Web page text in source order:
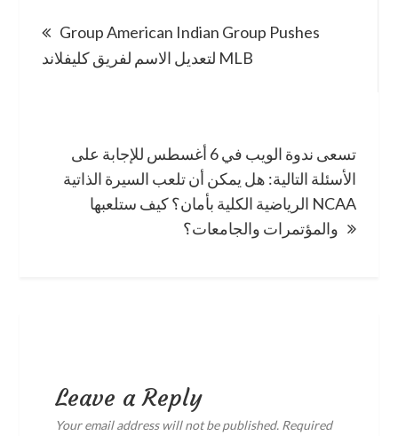
navigation
Group American Indian Group Pushes
لتعديل الاسم لفريق كليفلاند MLB
تسعى ندوة الويب في 6 أغسطس للإجابة على
الأسئلة التالية: هل يمكن أن تلعب السيرة الذاتية
الرياضية الكلية بأمان؟ كيف ستلعبها NCAA
والمؤتمرات والجامعات؟
Leave a Reply
Your email address will not be published. Required